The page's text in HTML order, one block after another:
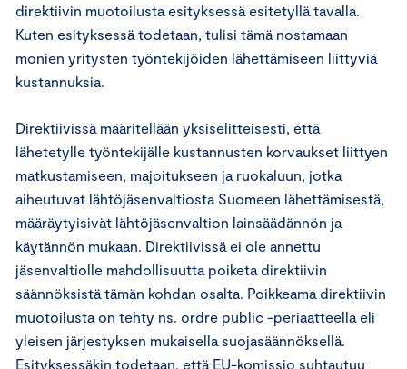
direktiivin muotoilusta esityksessä esitetyllä tavalla.
Kuten esityksessä todetaan, tulisi tämä nostamaan
monien yritysten työntekijöiden lähettämiseen liittyviä
kustannuksia.
Direktiivissä määritellään yksiselitteisesti, että
lähetetylle työntekijälle kustannusten korvaukset liittyen
matkustamiseen, majoitukseen ja ruokaluun, jotka
aiheutuvat lähtöjäsenvaltiosta Suomeen lähettämisestä,
määräytyisivät lähtöjäsenvaltion lainsäädännön ja
käytännön mukaan. Direktiivissä ei ole annettu
jäsenvaltiolle mahdollisuutta poiketa direktiivin
säännöksistä tämän kohdan osalta. Poikkeama direktiivin
muotoilusta on tehty ns. ordre public -periaatteella eli
yleisen järjestyksen mukaisella suojasäännöksellä.
Esityksessäkin todetaan, että EU-komissio suhtautuu